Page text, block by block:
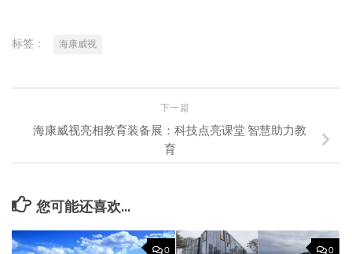
标签： 海康威视
下一篇
海康威视亮相教育装备展：科技点亮课堂 智慧助力教
育
您可能还喜欢...
0 0